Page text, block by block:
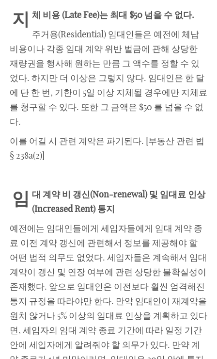
지 체 비용(Late Fee)는 최대 $50 넘을 수 없다.
주거용(Residential) 임대인들은 예전에 체납
비용이나 각종 임대 계약 위반 벌금에 관해 상당한
재량권을 행사해 원하는 만큼 그 액수를 정할 수 있
었다. 하지만 더 이상은 그렇지 않다. 임대인은 한 달
에 단 한 번, 기한이 5일 이상 지체될 경우에만 지체료
를 청구할 수 있다. 또한 그 금액은 $50 를 넘을 수 없
다.
이를 어길 시 관련 계약은 파기된다. [부동산 관련 법
§ 238a(2)]
임 대 계약 비 갱신(Non-renewal) 및 임대료 인상
(Increased Rent) 통지
예전에는 임대인들에게 세입자들에게 임대 계약 종
료 이전 계약 갱신에 관련해서 정보를 제공해야 할
어떤 법적 의무도 없었다. 세입자들은 계속해서 임대
계약이 갱신 및 연장 여부에 관련 상당한 불확실성이
존재했다. 앞으로 임대인은 이전보다 훨씬 엄격해진
통지 규정을 따라야만 한다. 만약 임대인이 재계약을
원치 않거나 5% 이상의 임대료 인상을 계획하고 있다
면, 세입자의 임대 계약 종료 기간에 따라 일정 기간
안에 세입자에게 알려줘야 할 의무가 있다. 만약 계